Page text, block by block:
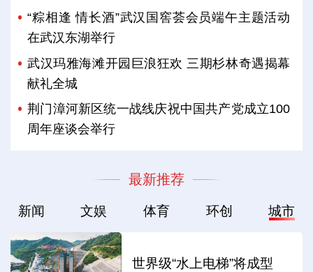
“粽相逢 情长酒”武汉国窖荟会员端午主题活动
在武汉东湖举行
武汉玛雅海滩开园巨浪狂欢 三期杉林奇遇揭幕
献礼全城
荆门漳河新区统一战线庆祝中国共产党成立100
周年座谈会举行
最新推荐
新闻 文娱 体育 环创 城市
世界级“水上电梯”将成型